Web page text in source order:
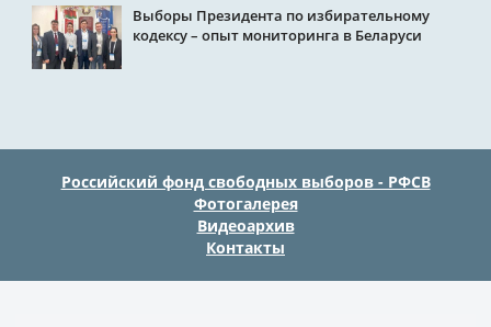
Выборы Президента по избирательному
кодексу – опыт мониторинга в Беларуси
Российский фонд свободных выборов - РФСВ
Фотогалерея
Видеоархив
Контакты